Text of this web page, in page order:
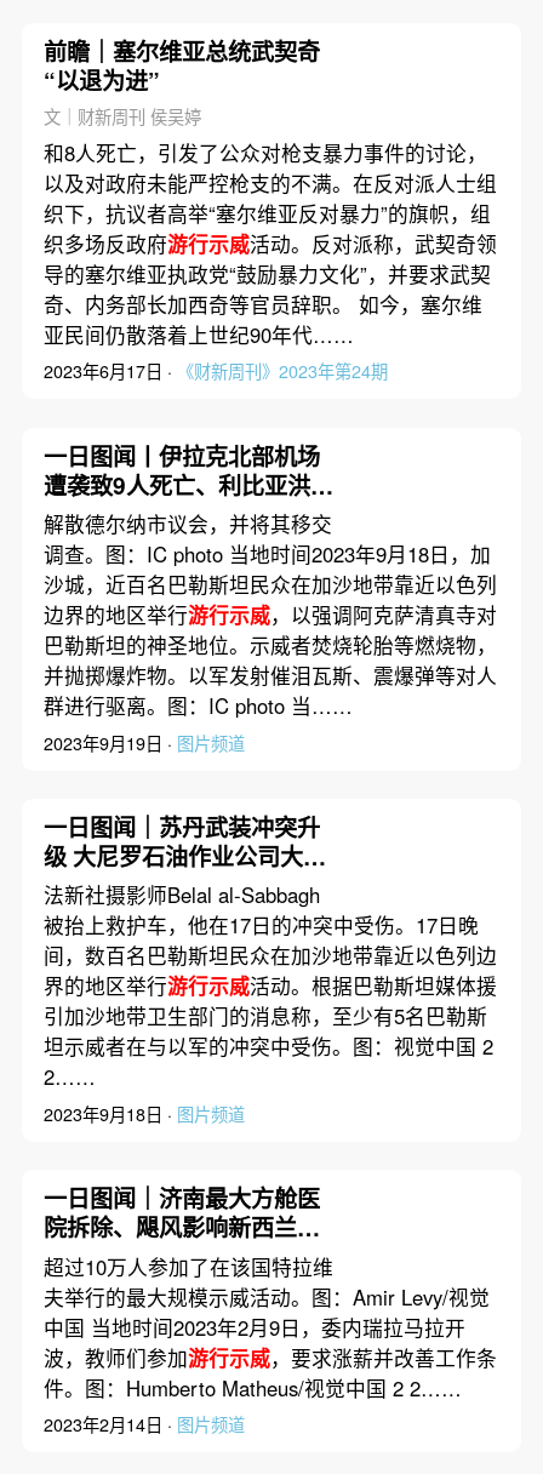
前瞻｜塞尔维亚总统武契奇
“以退为进”
文｜财新周刊 侯吴婷
和8人死亡，引发了公众对枪支暴力事件的讨论，
以及对政府未能严控枪支的不满。在反对派人士组
织下，抗议者高举“塞尔维亚反对暴力”的旗帜，组
织多场反政府游行示威活动。反对派称，武契奇领
导的塞尔维亚执政党“鼓励暴力文化”，并要求武契
奇、内务部长加西奇等官员辞职。 如今，塞尔维
亚民间仍散落着上世纪90年代……
2023年6月17日 · 《财新周刊》2023年第24期
一日图闻丨伊拉克北部机场
遭袭致9人死亡、利比亚洪水
重灾区德尔纳市当地议会被
宣布解散
解散德尔纳市议会，并将其移交
调查。图：IC photo 当地时间2023年9月18日，加
沙城，近百名巴勒斯坦民众在加沙地带靠近以色列
边界的地区举行游行示威，以强调阿克萨清真寺对
巴勒斯坦的神圣地位。示威者焚烧轮胎等燃烧物，
并抛掷爆炸物。以军发射催泪瓦斯、震爆弹等对人
群进行驱离。图：IC photo 当……
2023年9月19日 · 图片频道
一日图闻｜苏丹武装冲突升
级 大尼罗石油作业公司大楼
燃起大火、巴西小型飞机坠
毁致14人遇难
法新社摄影师Belal al-Sabbagh
被抬上救护车，他在17日的冲突中受伤。17日晚
间，数百名巴勒斯坦民众在加沙地带靠近以色列边
界的地区举行游行示威活动。根据巴勒斯坦媒体援
引加沙地带卫生部门的消息称，至少有5名巴勒斯
坦示威者在与以军的冲突中受伤。图：视觉中国 2
2……
2023年9月18日 · 图片频道
一日图闻｜济南最大方舱医
院拆除、飓风影响新西兰进
入国家紧急状态
超过10万人参加了在该国特拉维
夫举行的最大规模示威活动。图：Amir Levy/视觉
中国 当地时间2023年2月9日，委内瑞拉马拉开
波，教师们参加游行示威，要求涨薪并改善工作条
件。图：Humberto Matheus/视觉中国 2 2……
2023年2月14日 · 图片频道